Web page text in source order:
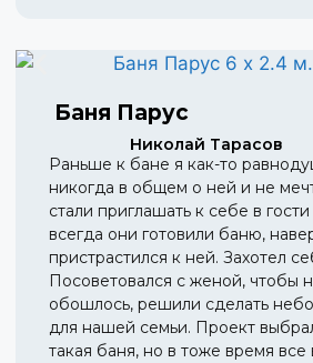
Баня Парус
Николай Тарасов
Раньше к бане я как-то
никогда в общем о ней и не
стали приглашать к себе в
всегда они готовили баню,
пристрастился к ней. Захотел
Посоветовался с женой, чтобы
обошлось, решили сделать
для нашей семьи. Проект
такая баня, но в тоже время